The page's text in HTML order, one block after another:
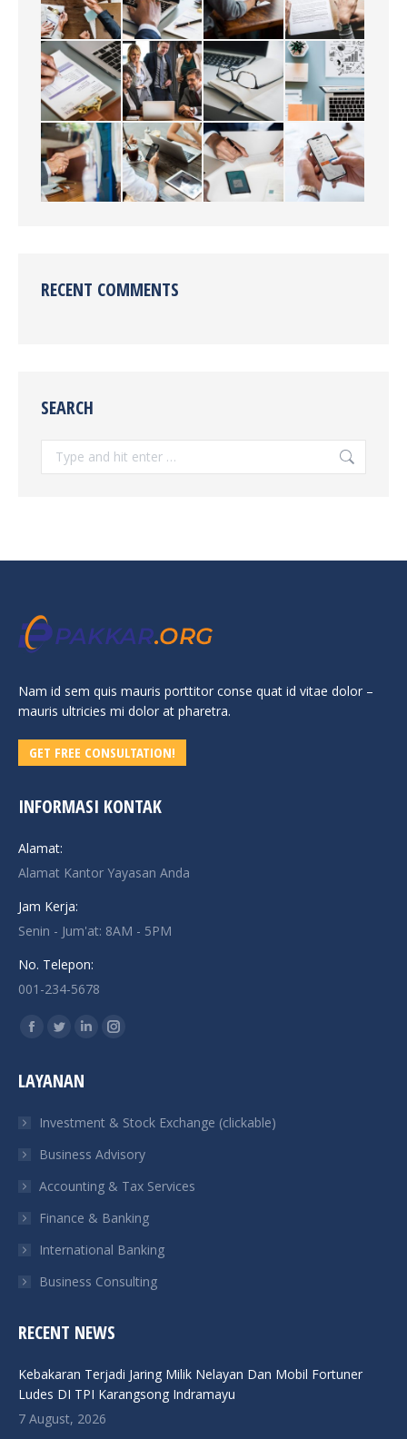
RECENT COMMENTS
SEARCH
Search:
Nam id sem quis mauris porttitor conse quat id vitae dolor –
mauris ultricies mi dolor at pharetra.
GET FREE CONSULTATION!
INFORMASI KONTAK
Alamat:
Alamat Kantor Yayasan Anda
Jam Kerja:
Senin - Jum'at: 8AM - 5PM
No. Telepon:
001-234-5678
Find us on:
Facebook
opens
new
window
Twitter
opens
new
window
Linkedin
new
window
Instagram
new
window
LAYANAN
Investment & Stock Exchange (clickable)
Business Advisory
Accounting & Tax Services
Finance & Banking
International Banking
Business Consulting
RECENT NEWS
Kebakaran Terjadi Jaring Milik Nelayan Dan Mobil Fortuner
Ludes DI TPI Karangsong Indramayu
7 August, 2026